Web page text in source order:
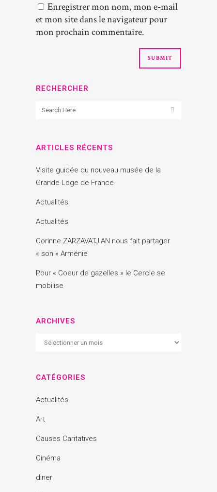
Enregistrer mon nom, mon e-mail
et mon site dans le navigateur pour
mon prochain commentaire.
RECHERCHER
ARTICLES RÉCENTS
Visite guidée du nouveau musée de la
Grande Loge de France
Actualités
Actualités
Corinne ZARZAVATJIAN nous fait partager
« son » Arménie
Pour « Coeur de gazelles » le Cercle se
mobilise
ARCHIVES
Archives
CATÉGORIES
Actualités
Art
Causes Caritatives
Cinéma
diner